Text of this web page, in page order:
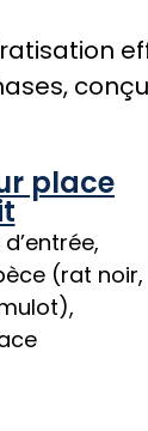
place
(rat noir,